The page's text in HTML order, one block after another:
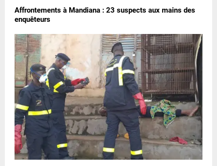
Affrontements à Mandiana : 23 suspects aux mains des
enquêteurs